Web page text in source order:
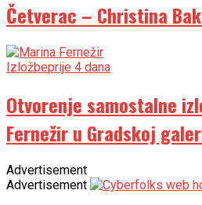
Četverac – Christina
Izložbeprije 4 dana
Otvorenje samostalne
Fernežir u Gradskoj
Advertisement
Advertisement